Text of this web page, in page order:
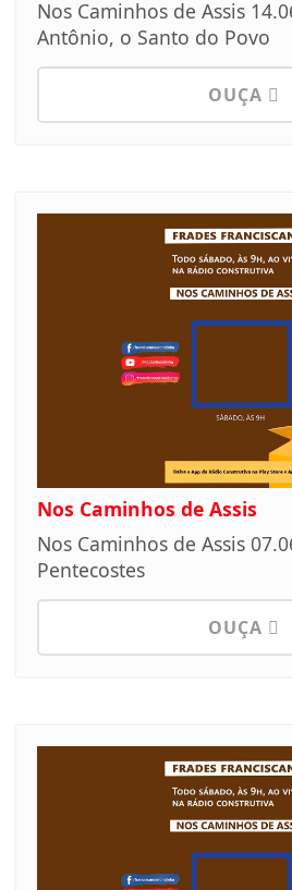
Nos Caminhos de Assis
Antônio, o Santo do Povo
OUÇA
Nos Caminhos de Assis
Nos Caminhos de Assis
Pentecostes
OUÇA